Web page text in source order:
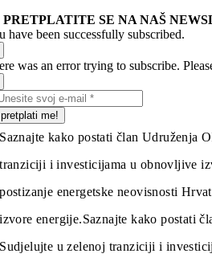
PRETPLATITE SE NA NAŠ
have been successfully subscribed.
was an error trying to subscribe.
pretplati me!
Saznajte kako postati član Udruženja
tranziciji i investicijama u obnovljive
postizanje energetske neovisnosti
izvore energije.Saznajte kako postati
Sudjelujte u zelenoj tranziciji i